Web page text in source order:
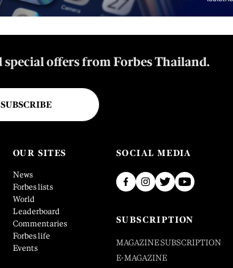
offers from Forbes Thailand.
SUBSCRIBE
OUR SITES
News
Forbes lists
World
Leaderboard
Commentaries
Forbes life
Events
SOCIAL MEDIA
SUBSCRIPTION
MAGAZINE SUBSCRIPTION
E-MAGAZINE